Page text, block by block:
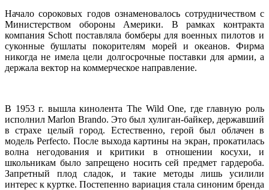
Начало сороковых годов ознаменовалось сотрудничеством с
Министерством обороны Америки. В рамках контракта
компания Schott поставляла бомберыдля военных пилотов и
суконные бушлаты покорителям морей и океанов. Фирма
никогда не имела цели долгосрочные поставки для армии, а
держала вектор на коммерческое направление.
В 1953 г. вышла кинолента The Wild One, где главную роль
исполнил Marlon Brando. Это был хулиган-байкер, державший
в страхе целый город. Естественно, герой был облачен в
модель Perfecto. После выхода картины на экран, прокатилась
волна негодования и критики в отношении косухи, и
школьникам было запрещено носить сей предмет гардероба.
Запретный плод сладок, и такие методы лишь усилили
интерес к куртке. Постепенно вариация стала синоним бренда